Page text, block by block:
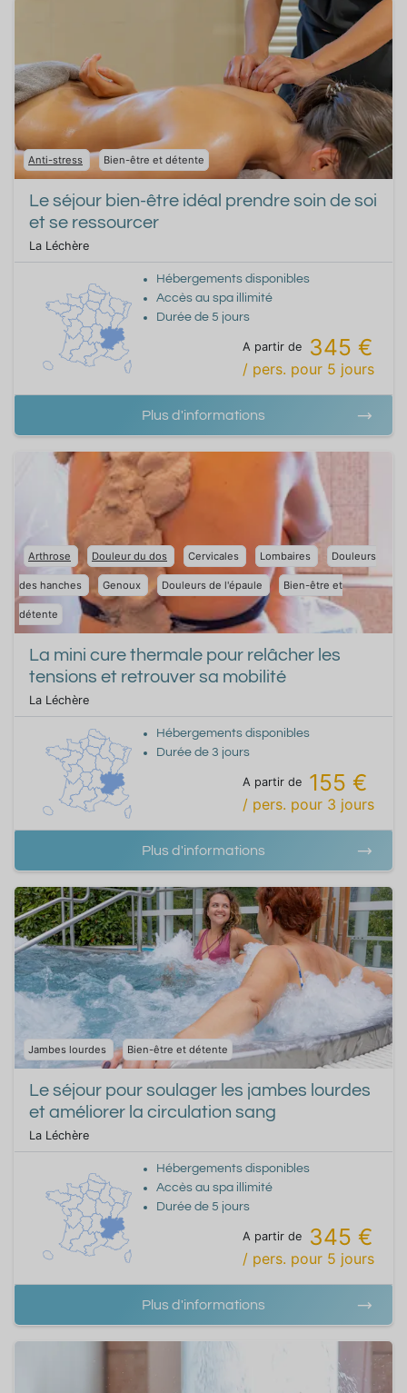
Anti-stress Bien-être et détente
Le séjour bien-être idéal prendre soin de soi
et se ressourcer
La Léchère
Hébergements disponibles
Accès au spa illimité
Durée de 5 jours
A partir de 345 €
/ pers. pour 5 jours
Plus d'informations
Arthrose Douleur du dos Cervicales Lombaires Douleurs
des hanches Genoux Douleurs de l'épaule Bien-être et
détente
La mini cure thermale pour relâcher les
tensions et retrouver sa mobilité
La Léchère
Hébergements disponibles
Durée de 3 jours
A partir de 155 €
/ pers. pour 3 jours
Plus d'informations
Jambes lourdes Bien-être et détente
Le séjour pour soulager les jambes lourdes
et améliorer la circulation sang
La Léchère
Hébergements disponibles
Accès au spa illimité
Durée de 5 jours
A partir de 345 €
/ pers. pour 5 jours
Plus d'informations